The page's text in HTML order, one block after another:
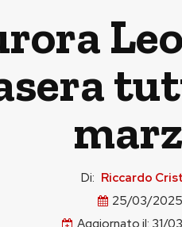
Di: Riccardo
25/03/2025